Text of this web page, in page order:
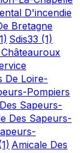
D'incendie
Bretagne
Sdis33 (1)
De Loire-
Pompiers
Sapeurs-
Des Sapeurs-
Amicale Des